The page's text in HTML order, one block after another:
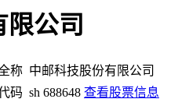
限公司
称 中邮科技股份有限公司
码 sh 688648 查看股票信息